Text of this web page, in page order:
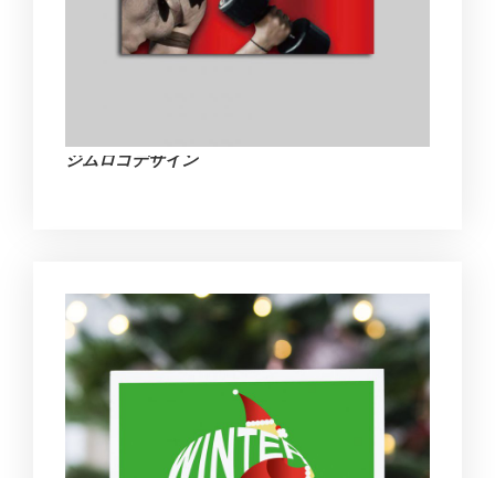
ジムロゴデザイン